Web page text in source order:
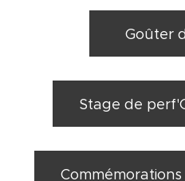
Goûter
Stage de